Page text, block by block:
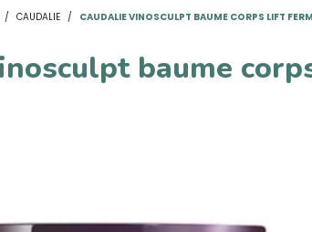
CAUDALIE CAUDALIE VINOSCULPT BAUME CORPS LIFT
baume